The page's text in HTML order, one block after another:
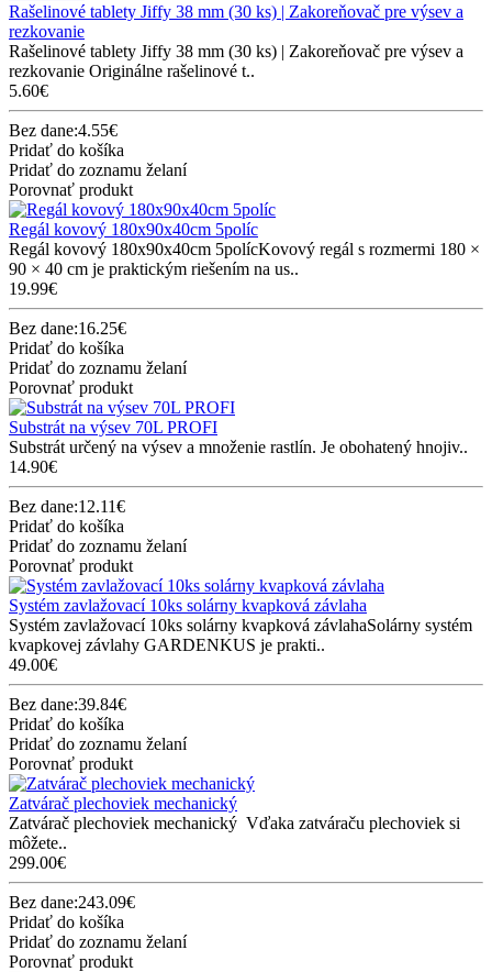
Rašelinové tablety Jiffy 38 mm (30 ks) | Zakoreňovač pre výsev a
rezkovanie
Rašelinové tablety Jiffy 38 mm (30 ks) | Zakoreňovač pre výsev a
rezkovanie Originálne rašelinové t..
5.60€
Bez dane:4.55€
Pridať do košíka
Pridať do zoznamu želaní
Porovnať produkt
Regál kovový 180x90x40cm 5políc
Regál kovový 180x90x40cm 5polícKovový regál s rozmermi 180 ×
90 × 40 cm je praktickým riešením na us..
19.99€
Bez dane:16.25€
Pridať do košíka
Pridať do zoznamu želaní
Porovnať produkt
Substrát na výsev 70L PROFI
Substrát určený na výsev a množenie rastlín. Je obohatený hnojiv..
14.90€
Bez dane:12.11€
Pridať do košíka
Pridať do zoznamu želaní
Porovnať produkt
Systém zavlažovací 10ks solárny kvapková závlaha
Systém zavlažovací 10ks solárny kvapková závlahaSolárny systém
kvapkovej závlahy GARDENKUS je prakti..
49.00€
Bez dane:39.84€
Pridať do košíka
Pridať do zoznamu želaní
Porovnať produkt
Zatvárač plechoviek mechanický
Zatvárač plechoviek mechanický Vďaka zatváraču plechoviek si
môžete..
299.00€
Bez dane:243.09€
Pridať do košíka
Pridať do zoznamu želaní
Porovnať produkt